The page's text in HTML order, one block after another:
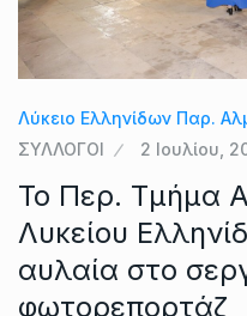
Λύκειο Ελληνίδων Παρ.
ΣΥΛΛΟΓΟΙ
2 Ιουλίου,
Το Περ. Τμήμα
Λυκείου
αυλαία στο
φωτορεπορτάζ